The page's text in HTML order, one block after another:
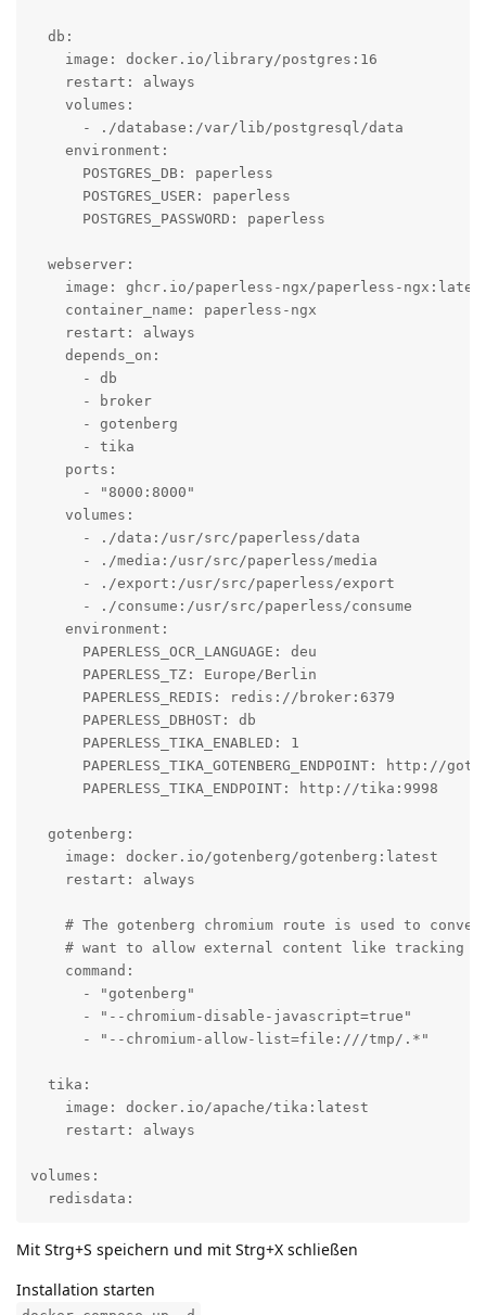
  db:
    image: docker.io/library/postgres:16
    restart: always
    volumes:
      - ./database:/var/lib/postgresql/data
    environment:
      POSTGRES_DB: paperless
      POSTGRES_USER: paperless
      POSTGRES_PASSWORD: paperless
  webserver:
image: ghcr.io/paperless-ngx/paperless-
    container_name: paperless-ngx
    restart: always
    depends_on:
      - db
      - broker
      - gotenberg
      - tika
    ports:
      - "8000:8000"
    volumes:
      - ./data:/usr/src/paperless/data
      - ./media:/usr/src/paperless/media
      - ./export:/usr/src/paperless/export
      - ./consume:/usr/src/paperless/consume
    environment:
      PAPERLESS_OCR_LANGUAGE: deu
      PAPERLESS_TZ: Europe/Berlin
      PAPERLESS_REDIS: redis://broker:6379
      PAPERLESS_DBHOST: db
      PAPERLESS_TIKA_ENABLED: 1
PAPERLESS_TIKA_GOTENBERG_ENDPOINT: http://
      PAPERLESS_TIKA_ENDPOINT: http://tika:9998
  gotenberg:
    image: docker.io/gotenberg/gotenberg:latest
    restart: always
# The gotenberg chromium route is used to
# want to allow external content like tracking
    command:
      - "gotenberg"
      - "--chromium-disable-javascript=true"
      - "--chromium-allow-list=file:///tmp/.*"
  tika:
    image: docker.io/apache/tika:latest
    restart: always
volumes:
  redisdata:
Mit Strg+S speichern und mit Strg+X schließen
Installation starten